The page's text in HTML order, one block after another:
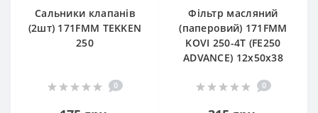
Сальники клапанів
(2шт) 171FMM TEKKEN
250
0
Фільтр масляний
(паперовий) 171FMM
KOVI 250-4T (FE250
ADVANCE) 12х50х38
0